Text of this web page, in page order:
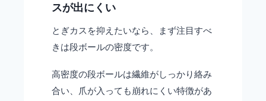
スが出にくい
とぎカスを抑えたいなら、まず注目すべ
きは段ボールの密度です。
高密度の段ボールは繊維がしっかり絡み
合い、爪が入っても崩れにくい特徴があ